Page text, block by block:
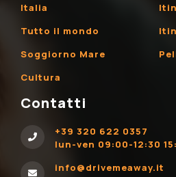
Italia
Tutto il mondo
Soggiorno Mare
Cultura
Contatti
+39 320 622 0357
lun-ven 09:00-12:30
info@drivemeaway.it